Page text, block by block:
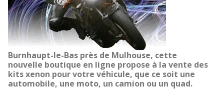
Burnhaupt-le-Bas près de Mulhouse, cette
nouvelle boutique en ligne propose à la vente des
kits xenon pour votre véhicule, que ce soit une
automobile, une moto, un camion ou un quad.